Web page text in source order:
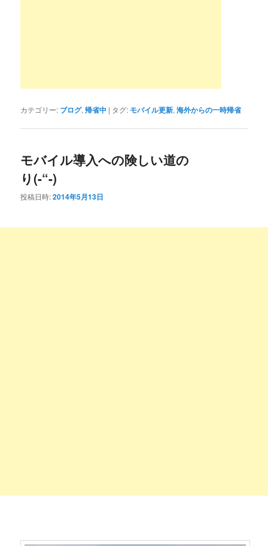
カテゴリー: ブログ, 帰省中 | タグ: モバイル更新,海外からの一時帰省
モバイル導入への険しい道の
り(-“-)
投稿日時:2014年5月13日